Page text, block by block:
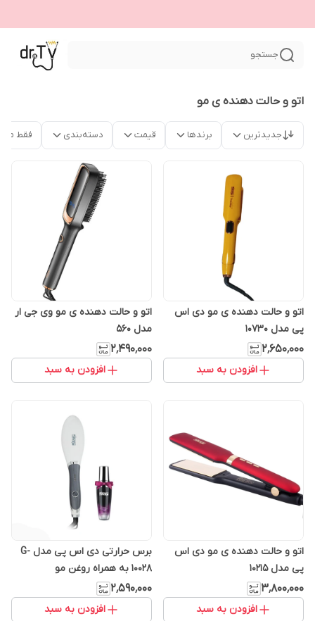
جستجو
اتو و حالت دهنده ی مو
جدیدترین برندها قیمت دسته‌بندی فقط
اتو و حالت دهنده ی مو دی اس
پی مدل 10730
۲٬۶۵۰٬۰۰۰
افزودن به سبد
اتو و حالت دهنده ی مو وی جی ار
مدل 560
۲٬۴۹۰٬۰۰۰
افزودن به سبد
اتو و حالت دهنده ی مو دی اس
پی مدل 10215
۳٬۸۰۰٬۰۰۰
افزودن به سبد
برس حرارتی دی اس پی مدل G-
10028 به همراه روغن مو
۲٬۵۹۰٬۰۰۰
افزودن به سبد